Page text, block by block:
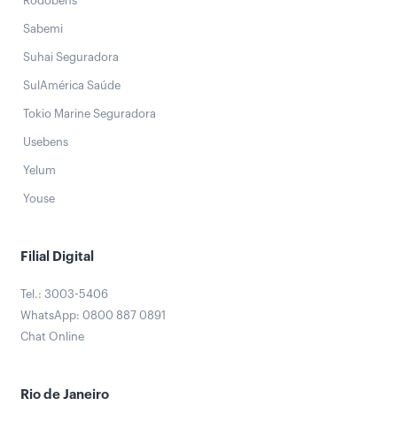
Sabemi
Suhai Seguradora
SulAmérica Saúde
Tokio Marine Seguradora
Usebens
Yelum
Youse
Filial Digital
Tel.: 3003-5406
WhatsApp: 0800 887 0891
Chat Online
Rio de Janeiro